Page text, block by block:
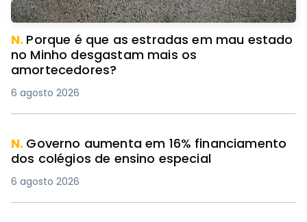
N. Porque é que as estradas em mau estado
no Minho desgastam mais os
amortecedores?
6 agosto 2026
N. Governo aumenta em 16% financiamento
dos colégios de ensino especial
6 agosto 2026